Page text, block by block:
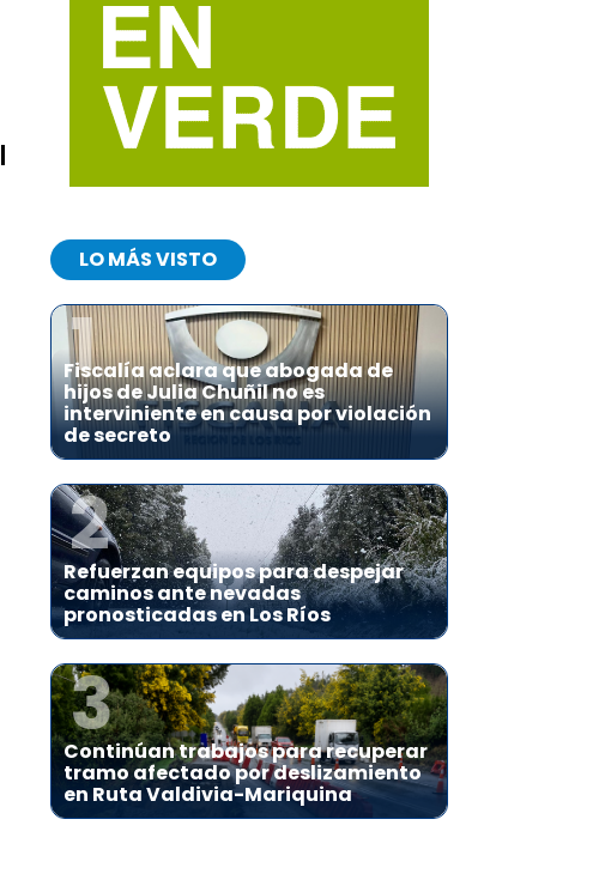
LO MÁS VISTO
1
Fiscalía aclara que abogada de
hijos de Julia Chuñil no es
interviniente en causa por violación
de secreto
2
Refuerzan equipos para despejar
caminos ante nevadas
pronosticadas en Los Ríos
3
Continúan trabajos para recuperar
tramo afectado por deslizamiento
en Ruta Valdivia-Mariquina